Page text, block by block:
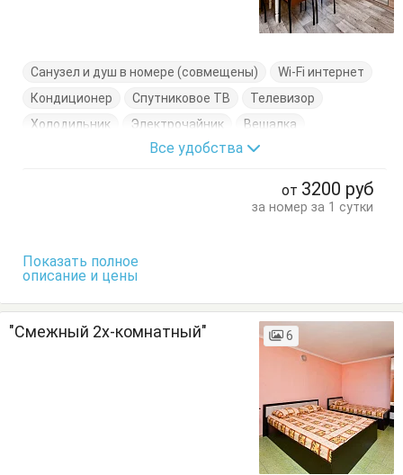
Санузел и душ в номере (совмещены)
Wi-Fi интернет
Кондиционер
Спутниковое ТВ
Телевизор
Холодильник
Электрочайник
Вешалка
Кровати односпальные
Кухонный стол
Все удобства
от 3200 руб
за номер за 1 сутки
Показать полное
описание и цены
"Смежный 2х-комнатный" 6